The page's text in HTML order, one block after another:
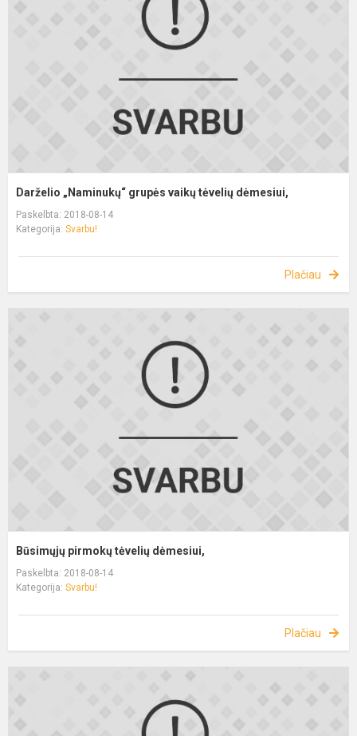
Darželio „Naminukų“ grupės vaikų tėvelių dėmesiui,
Paskelbta: 2018-08-14
Kategorija: Svarbu!
Plačiau
Būsimųjų pirmokų tėvelių dėmesiui,
Paskelbta: 2018-08-14
Kategorija: Svarbu!
Plačiau